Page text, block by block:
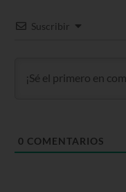
Suscribir
0 COMENTARIOS